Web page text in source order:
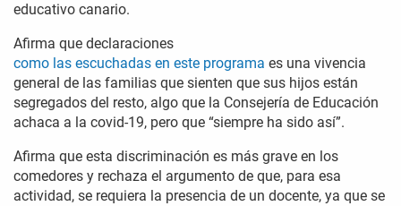
educativo canario.
Afirma que declaraciones
como las escuchadas en este programa es una vivencia
general de las familias que sienten que sus hijos están
segregados del resto, algo que la Consejería de Educación
achaca a la covid-19, pero que “siempre ha sido así”.
Afirma que esta discriminación es más grave en los
comedores y rechaza el argumento de que, para esa
actividad, se requiera la presencia de un docente, ya que se